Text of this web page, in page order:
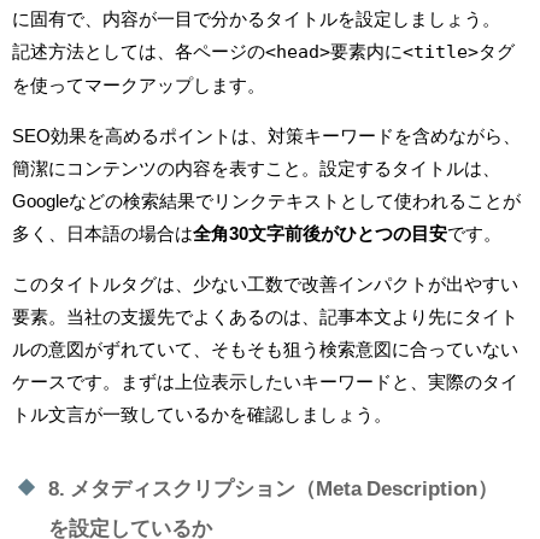
に固有で、内容が一目で分かるタイトルを設定しましょう。
記述方法としては、各ページの<head>要素内に<title>タグ
を使ってマークアップします。
SEO効果を高めるポイントは、対策キーワードを含めながら、
簡潔にコンテンツの内容を表すこと。設定するタイトルは、
Googleなどの検索結果でリンクテキストとして使われることが
多く、日本語の場合は全角30文字前後がひとつの目安です。
このタイトルタグは、少ない工数で改善インパクトが出やすい
要素。当社の支援先でよくあるのは、記事本文より先にタイト
ルの意図がずれていて、そもそも狙う検索意図に合っていない
ケースです。まずは上位表示したいキーワードと、実際のタイ
トル文言が一致しているかを確認しましょう。
8. メタディスクリプション（Meta Description）
を設定しているか